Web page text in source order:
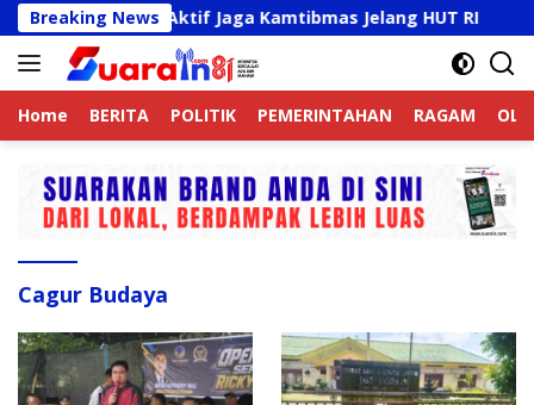
Langsung
ke
konten
Breaking News
Online Aktif Jaga Kamtibmas Jelang HUT RI
Home BERITA POLITIK PEMERINTAHAN RAGAM
Cagur Budaya